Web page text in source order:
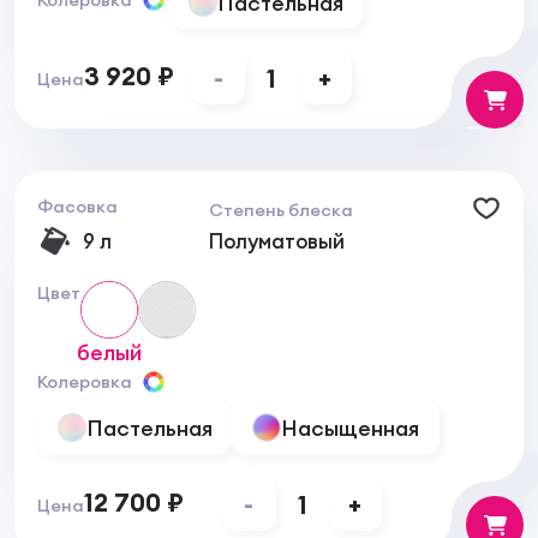
Рекомендуемое количество слоев
Цена3 920 ₽ - 1 +
Фасовка
9 л
Степень блеска
Полуматовый
Цвет
белый
Колеровка
Пастельная Насыщенная
Цена12 700 ₽ - 1 +